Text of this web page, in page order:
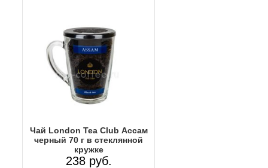
Чай London Tea Club Ассам
черный 70 г в стеклянной
кружке
238 руб.